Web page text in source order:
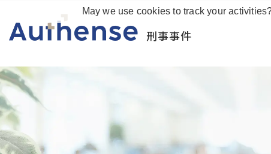
刑事事件
May we use cookies to track your